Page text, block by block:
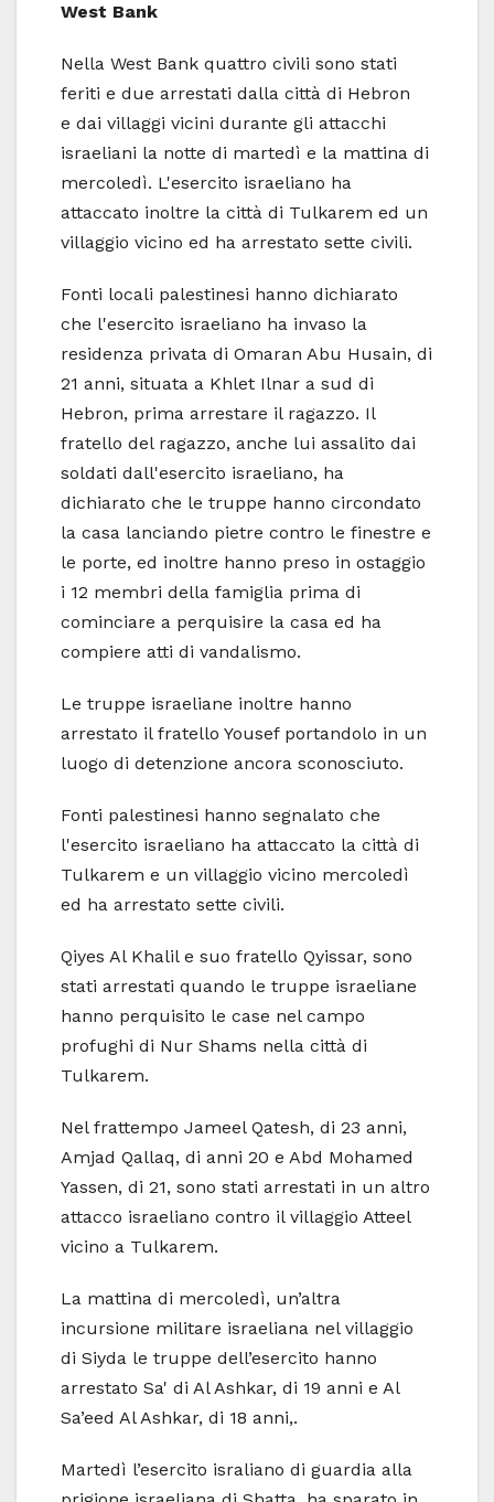
West Bank
Nella West Bank quattro civili sono stati
feriti e due arrestati dalla città di Hebron
e dai villaggi vicini durante gli attacchi
israeliani la notte di martedì e la mattina di
mercoledì. L'esercito israeliano ha
attaccato inoltre la città di Tulkarem ed un
villaggio vicino ed ha arrestato sette civili.
Fonti locali palestinesi hanno dichiarato
che l'esercito israeliano ha invaso la
residenza privata di Omaran Abu Husain, di
21 anni, situata a Khlet Ilnar a sud di
Hebron, prima arrestare il ragazzo. Il
fratello del ragazzo, anche lui assalito dai
soldati dall'esercito israeliano, ha
dichiarato che le truppe hanno circondato
la casa lanciando pietre contro le finestre e
le porte, ed inoltre hanno preso in ostaggio
i 12 membri della famiglia prima di
cominciare a perquisire la casa ed ha
compiere atti di vandalismo.
Le truppe israeliane inoltre hanno
arrestato il fratello Yousef portandolo in un
luogo di detenzione ancora sconosciuto.
Fonti palestinesi hanno segnalato che
l'esercito israeliano ha attaccato la città di
Tulkarem e un villaggio vicino mercoledì
ed ha arrestato sette civili.
Qiyes Al Khalil e suo fratello Qyissar, sono
stati arrestati quando le truppe israeliane
hanno perquisito le case nel campo
profughi di Nur Shams nella città di
Tulkarem.
Nel frattempo Jameel Qatesh, di 23 anni,
Amjad Qallaq, di anni 20 e Abd Mohamed
Yassen, di 21, sono stati arrestati in un altro
attacco israeliano contro il villaggio Atteel
vicino a Tulkarem.
La mattina di mercoledì, un’altra
incursione militare israeliana nel villaggio
di Siyda le truppe dell’esercito hanno
arrestato Sa' di Al Ashkar, di 19 anni e Al
Sa’eed Al Ashkar, di 18 anni,.
Martedì l’esercito israliano di guardia alla